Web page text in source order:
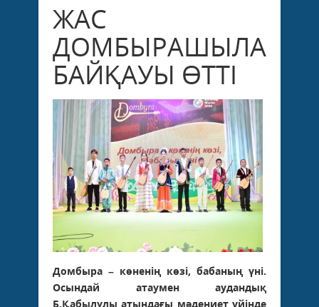
ЖАС
ДОМБЫРАШЫЛАР
БАЙҚАУЫ ӨТТІ
Домбыра – көненің көзі, бабаның үні.
Осындай атаумен аудандық
Б.Қабылұлы атындағы мәдениет үйінде